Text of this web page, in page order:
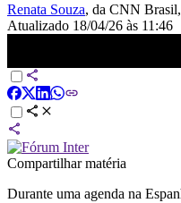
Renata Souza, da CNN Brasil
Atualizado 18/04/26 às 11:46
Compartilhar matéria
Durante uma agenda na